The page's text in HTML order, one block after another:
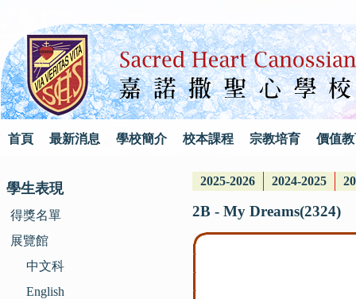
首頁 最新消息 學校簡介 校本課程 宗教培育 價值
學生表現
得獎名單
展覽館
中文科
English
2025-2026 2024-2025
2B - My Dreams(2324)